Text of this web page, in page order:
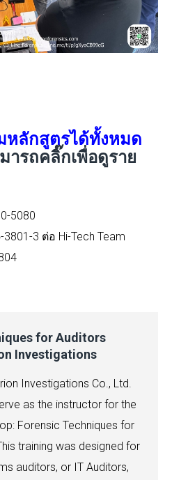
หลักสูตรได้ทั้งหมด
ารถคลิ๊กเพื่อดูราย
5080
3 ต่อ Hi-Tech Team
for Auditors
Investigations
Investigations Co., Ltd.
as the instructor for the
Forensic Techniques for
training was designed for
auditors, or IT Auditors,